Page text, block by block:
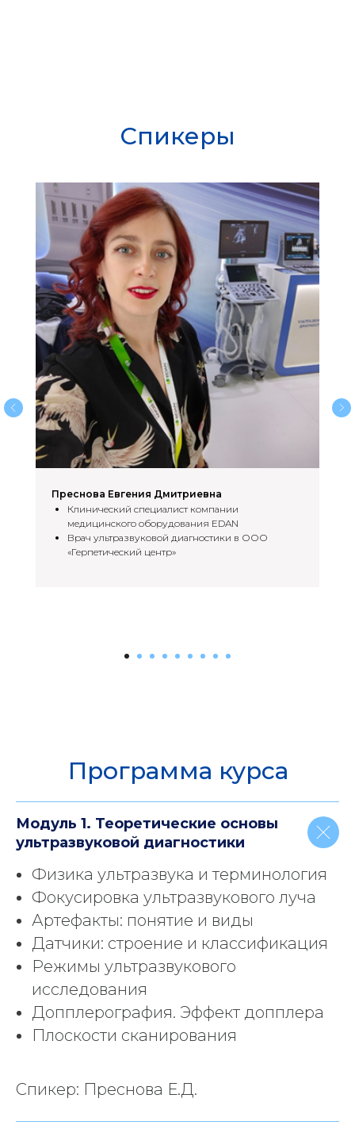
Спикеры
Преснова Евгения Дмитриевна
Клинический специалист компании
медицинского оборудования EDAN
Врач ультразвуковой диагностики в ООО
«Герпетический центр»
Программа курса
Модуль 1. Теоретические основы
ультразвуковой диагностики
Физика ультразвука и терминология
Фокусировка ультразвукового луча
Артефакты: понятие и виды
Датчики: строение и классификация
Режимы ультразвукового
исследования
Допплерография. Эффект допплера
Плоскости сканирования
Спикер: Преснова Е.Д.